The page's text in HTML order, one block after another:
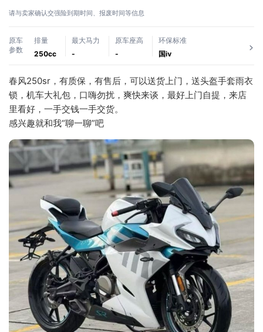
请与卖家确认交强险到期时间、报废时间等信息
原车
参数
排量
250cc
最大马力
-
原车座高
-
环保标准
国ⅳ
春风250sr，有质保，有售后，可以送货上门，送头盔手套雨衣
锁，机车大礼包，口嗨勿扰，爽快来谈，最好上门自提，来店
里看好，一手交钱一手交货。
感兴趣就和我“聊一聊”吧